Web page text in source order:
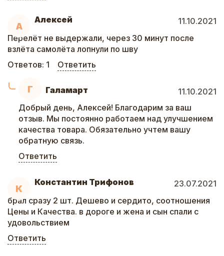
А
Алексей
11.10.2021
Перелёт не выдержали, через 30 минут после
взлёта самолёта лопнули по шву
Ответов: 1 Ответить
Г Галамарт
11.10.2021
Добрый день, Алексей! Благодарим за ваш
отзыв. Мы постоянно работаем над улучшением
качества товара. Обязательно учтем вашу
обратную связь.
Ответить
К
Константин Трифонов
23.07.2021
брал сразу 2 шт. Дешево и сердито, соотношения
Цены и Качества. в дороге и жена и сын спали с
удовольствием
Ответить